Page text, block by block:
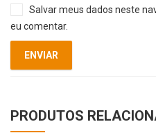
Salvar meus dados neste
eu comentar.
PRODUTOS